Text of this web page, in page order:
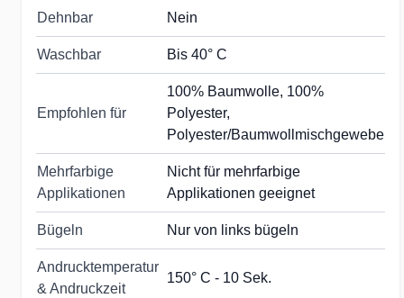
Dehnbar Nein
Waschbar Bis 40° C
Empfohlen für
100% Baumwolle, 100%
Polyester,
Polyester/Baumwollmischgewebe
Mehrfarbige
Applikationen
Nicht für mehrfarbige
Applikationen geeignet
Bügeln Nur von links bügeln
Andrucktemperatur
& Andruckzeit
150° C - 10 Sek.